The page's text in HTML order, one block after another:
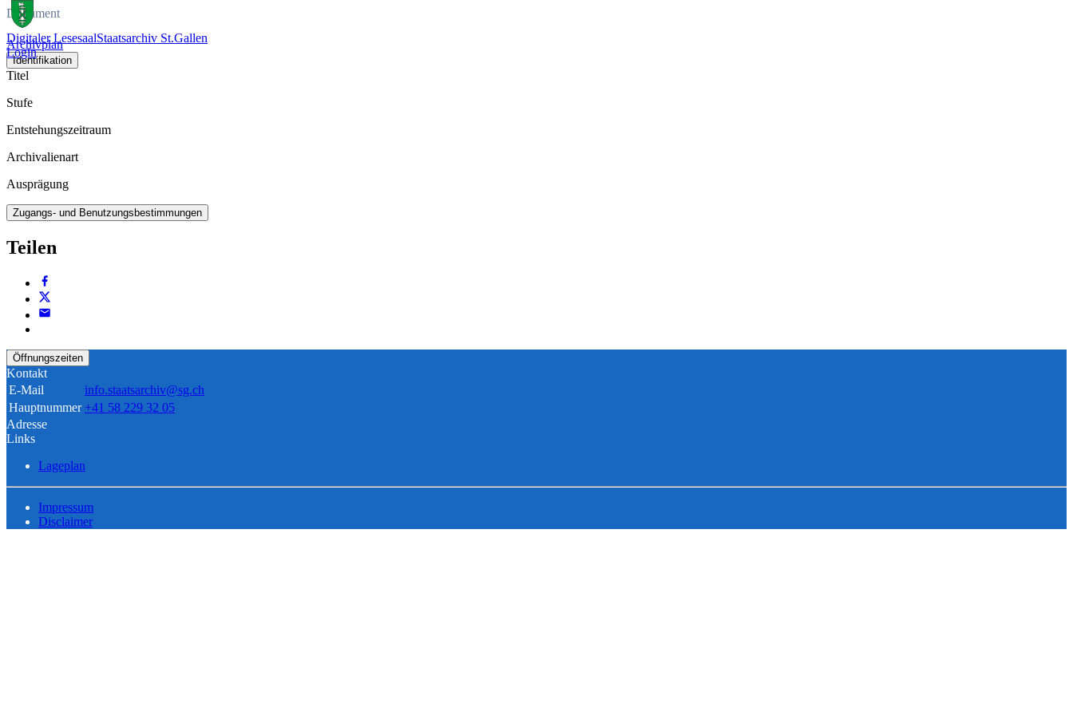
Digitaler LesesaalStaatsarchiv St.Gallen
Login
Dokument
Archivplan
Identifikation
Titel
Stufe
Entstehungszeitraum
Archivalienart
Ausprägung
Zugangs- und Benutzungsbestimmungen
Teilen
Öffnungszeiten
Kontakt
E-Mail
info.staatsarchiv@sg.ch
Hauptnummer +41 58 229 32 05
Adresse
Links
Lageplan
Impressum
Disclaimer